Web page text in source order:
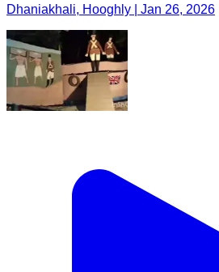
Dhaniakhali, Hooghly | Jan 26, 2026